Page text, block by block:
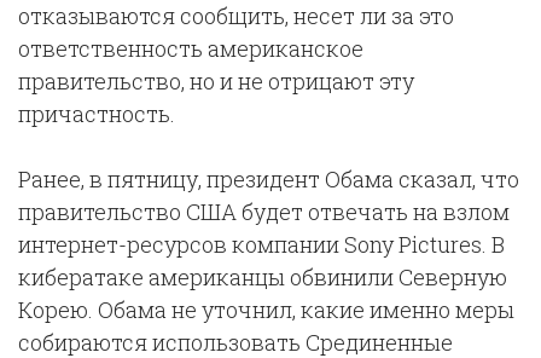
отказываются сообщить, несет ли за это
ответственность американское
правительство, но и не отрицают эту
причастность.
Ранее, в пятницу, президент Обама сказал, что
правительство США будет отвечать на взлом
интернет-ресурсов компании Sony Pictures. В
кибератаке американцы обвинили Северную
Корею. Обама не уточнил, какие именно меры
собираются использовать Срединенные